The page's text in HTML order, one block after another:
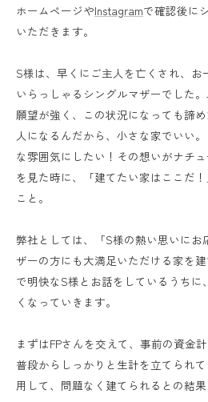
ホームページやInstagramで確認後に
いただきます。
S様は、早くにご主人を亡くされ、お
いらっしゃるシングルマザーでした
願望が強く、この状況になっても諦
人になるんだから、小さな家でいい
な雰囲気にしたい！その想いがナチ
を見た時に、「建てたい家はここだ
こと。
弊社としては、「S様の熱い思いにお
ザーの方にも大満足いただける家を
で明快なS様とお話をしているうち
くなっていきます。
まずはFPさんを交えて、事前の資金
普段からしっかりと生計を立てられ
用して、問題なく建てられるとの結